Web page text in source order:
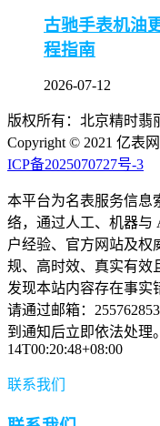
古驰手表机油
程指南
2026-07-12
版权所有：北京精时翡
Copyright © 2021 亿表网
ICP备2025070727号-3
本平台为名表服务信息
络，通过人工、机器与
户经验、官方网站及权
规、高时效、真实有效
发现本站内容存在事实
请通过邮箱：
到通知后立即依法处理
14T00:20:48+08:00
联系我们